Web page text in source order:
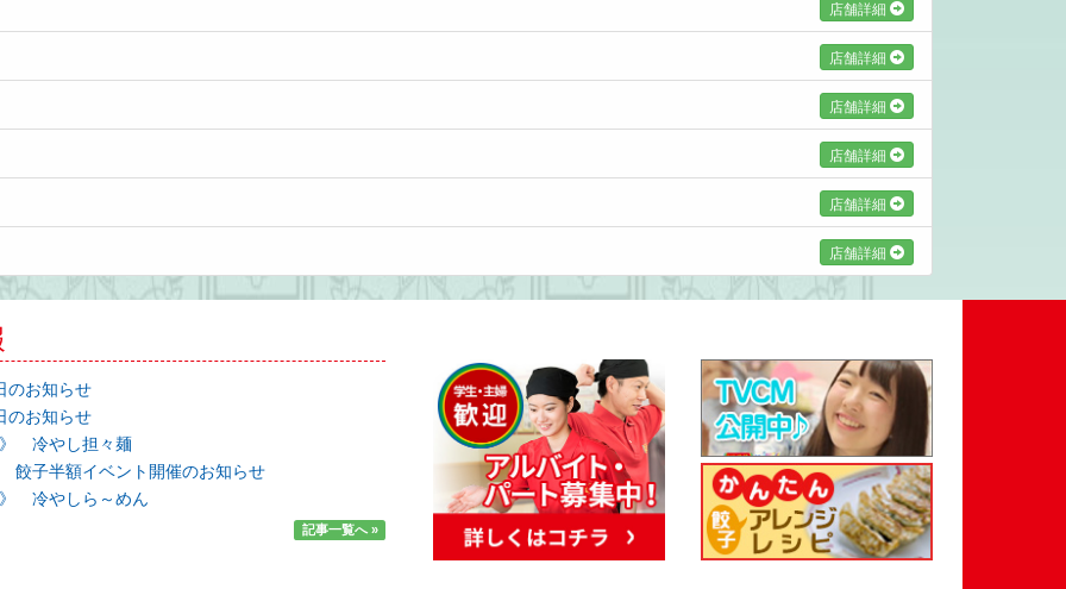
店舗詳細
店舗詳細
店舗詳細
店舗詳細
店舗詳細
店舗詳細
お知らせ
お知らせ
冷やし担々麺
餃子半額イベント開催のお知らせ
冷やしら～めん
記事一覧へ »